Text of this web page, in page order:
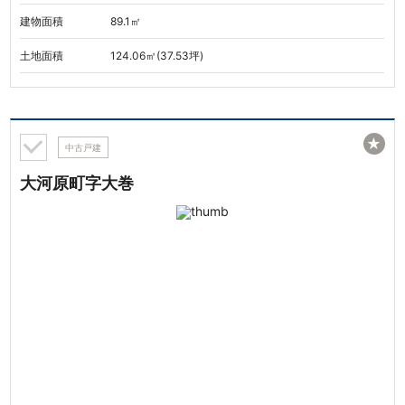
建物面積 89.1㎡
土地面積 124.06㎡(37.53坪)
中古戸建
大河原町字大巻
★